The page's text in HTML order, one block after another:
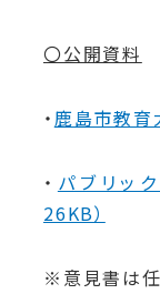
〇公開資料
・鹿島市教育
・ パブリッ
26KB）
※意見書は任